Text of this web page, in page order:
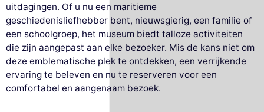
uitdagingen. Of u nu een maritieme
geschiedenisliefhebber bent, nieuwsgierig, een familie of
een schoolgroep, het museum biedt talloze activiteiten
die zijn aangepast aan elke bezoeker. Mis de kans niet om
deze emblematische plek te ontdekken, een verrijkende
ervaring te beleven en nu te reserveren voor een
comfortabel en aangenaam bezoek.